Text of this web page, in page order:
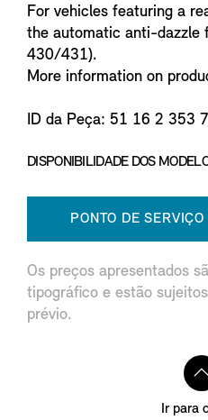
For vehicles featuring a
the automatic anti-dazzle
430/431).
More information on
ID da Peça: 51 16 2 353
DISPONIBILIDADE DOS
PONTO DE
Os preços apresentados
tipográfico e estão
prévio.
Ir para